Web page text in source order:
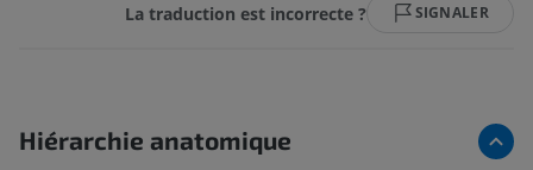
La traduction est incorrecte ? SIGNALER
Hiérarchie anatomique